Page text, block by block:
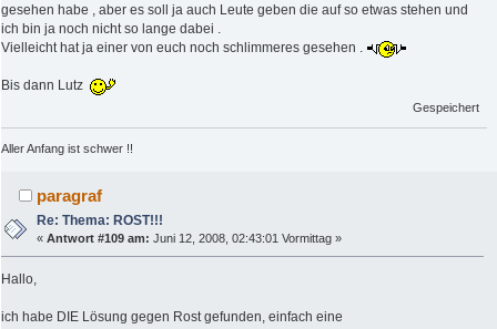
gesehen habe , aber es soll ja auch Leute geben die auf so etwas stehen und
ich bin ja noch nicht so lange dabei .
Vielleicht hat ja einer von euch noch schlimmeres gesehen .
Bis dann Lutz
Gespeichert
Aller Anfang ist schwer !!
paragraf
Re: Thema: ROST!!!
«Antwort #109 am: Juni 12, 2008, 02:43:01 Vormittag »
Hallo,
ich habe DIE Lösung gegen Rost gefunden, einfach eine